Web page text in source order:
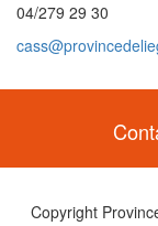
04/279 29 30
Copyright